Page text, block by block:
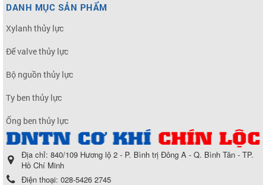
DANH MỤC SẢN PHẨM
Xylanh thủy lực
Đế valve thủy lực
Bộ nguồn thủy lực
Ty ben thủy lực
Ống ben thủy lực
Địa chỉ: 840/109 Hương lộ 2 - P. Bình trị Đông A - Q. Bình Tân - TP.
Hồ Chí Minh
Điện thoại: 028-5426 2745